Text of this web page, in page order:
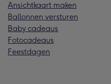
Ansichtkaart maken
Ballonnen versturen
Baby cadeaus
Fotocadeaus
Feestdagen